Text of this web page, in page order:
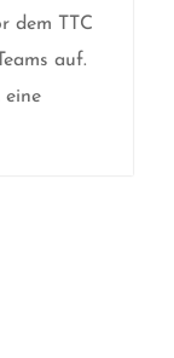
dem TTC
auf.
eine